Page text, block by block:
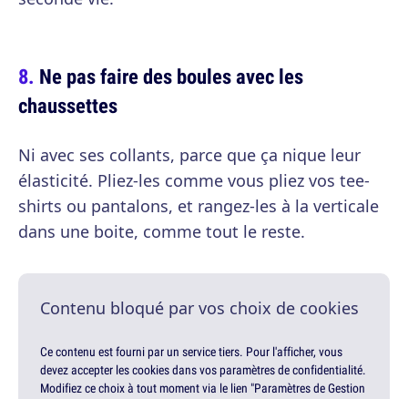
Ne pas faire des boules avec les
chaussettes
Ni avec ses collants, parce que ça nique leur
élasticité. Pliez-les comme vous pliez vos tee-
shirts ou pantalons, et rangez-les à la verticale
dans une boite, comme tout le reste.
Contenu bloqué par vos choix de cookies
Ce contenu est fourni par un service tiers. Pour l'afficher, vous
devez accepter les cookies dans vos paramètres de confidentialité.
Modifiez ce choix à tout moment via le lien "Paramètres de Gestion